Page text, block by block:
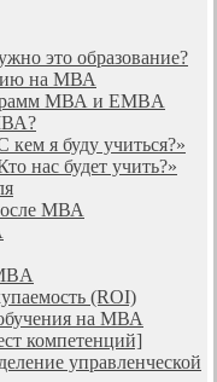
это образование?
на МВА
МВА и EMBA
я буду учиться?»
нас будет учить?»
МВА
(ROI)
на МВА
компетенций]
управленческой